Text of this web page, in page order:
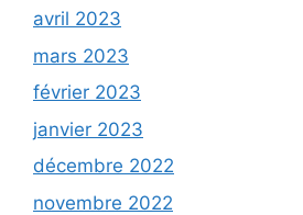
avril 2023
mars 2023
février 2023
janvier 2023
décembre 2022
novembre 2022